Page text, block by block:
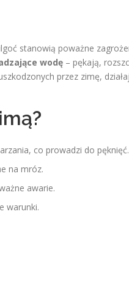
stanowią poważne
wodę – pękają,
przez zimę,
co prowadzi do pęknięć.
na mróz.
awarie.
warunki.